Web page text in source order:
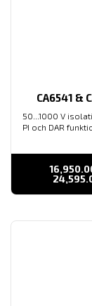
CA6541 &
50...1000 V
PI och DAR